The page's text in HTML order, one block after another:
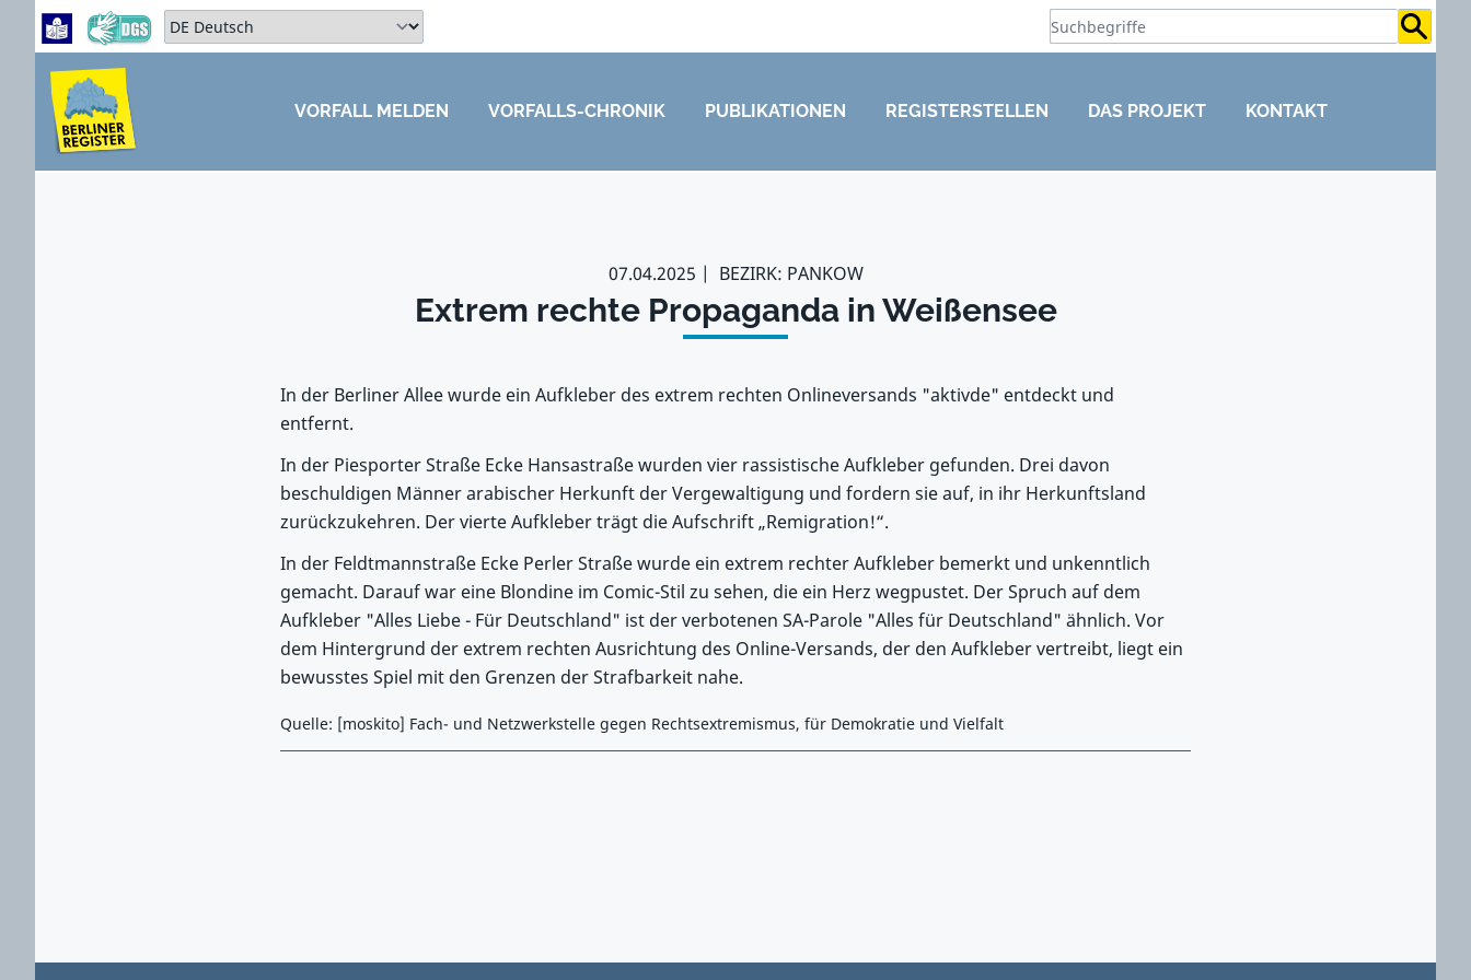
Zum Hauptbereich springen
Zum Hauptmenü springen
Sprache auswählen:
ZUM HAUPTBEREICH SPRINGEN
VORFALL MELDEN VORFALLS-CHRONIK PUBLIKATIONEN REGISTERSTELLEN DAS PROJEKT KONTAKT
07.04.2025 BEZIRK: PANKOW
Extrem rechte Propaganda in Weißensee
In der Berliner Allee wurde ein Aufkleber des extrem rechten Onlineversands "aktivde" entdeckt und
entfernt.
In der Piesporter Straße Ecke Hansastraße wurden vier rassistische Aufkleber gefunden. Drei davon
beschuldigen Männer arabischer Herkunft der Vergewaltigung und fordern sie auf, in ihr Herkunftsland
zurückzukehren. Der vierte Aufkleber trägt die Aufschrift „Remigration!“.
In der Feldtmannstraße Ecke Perler Straße wurde ein extrem rechter Aufkleber bemerkt und unkenntlich
gemacht. Darauf war eine Blondine im Comic-Stil zu sehen, die ein Herz wegpustet. Der Spruch auf dem
Aufkleber "Alles Liebe - Für Deutschland" ist der verbotenen SA-Parole "Alles für Deutschland" ähnlich. Vor
dem Hintergrund der extrem rechten Ausrichtung des Online-Versands, der den Aufkleber vertreibt, liegt ein
bewusstes Spiel mit den Grenzen der Strafbarkeit nahe.
Quelle: [moskito] Fach- und Netzwerkstelle gegen Rechtsextremismus, für Demokratie und Vielfalt